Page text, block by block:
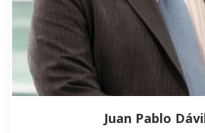
Juan Pablo